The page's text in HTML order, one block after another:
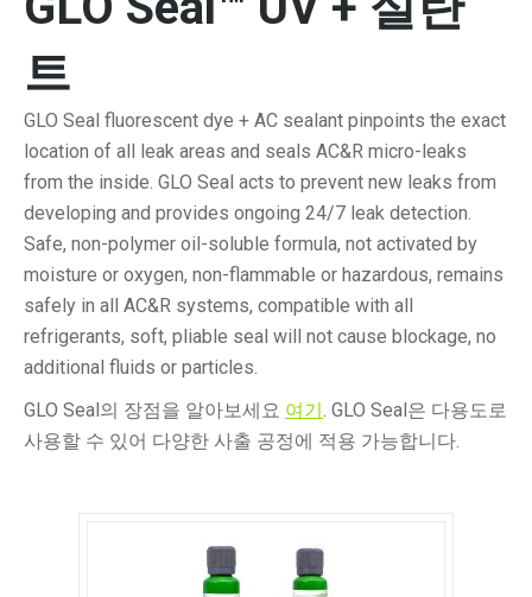
트
GLO Seal fluorescent dye + AC sealant pinpoints the exact
location of all leak areas and seals AC&R micro-leaks
from the inside. GLO Seal acts to prevent new leaks from
developing and provides ongoing 24/7 leak detection.
Safe, non-polymer oil-soluble formula, not activated by
moisture or oxygen, non-flammable or hazardous, remains
safely in all AC&R systems, compatible with all
refrigerants, soft, pliable seal will not cause blockage, no
additional fluids or particles.
GLO Seal의 장점을 알아보세요 여기. GLO Seal은 다용도로
사용할 수 있어 다양한 사출 공정에 적용 가능합니다.